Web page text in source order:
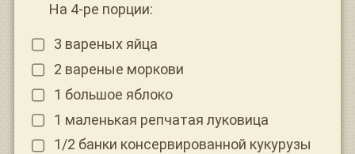
На 4-ре порции:
3 вареных яйца
2 вареные моркови
1 большое яблоко
1 маленькая репчатая луковица
1/2 банки консервированной кукурузы